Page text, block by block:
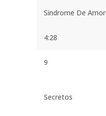
Sindrome De Amor
4:28
9
Secretos